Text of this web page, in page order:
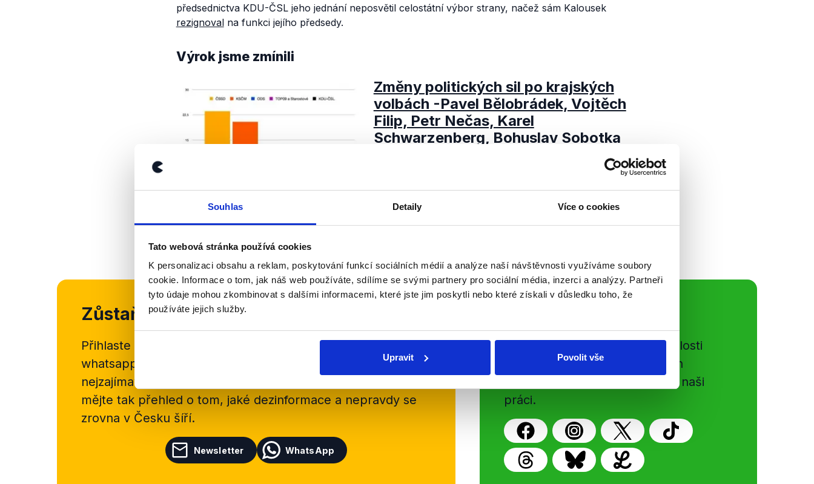
Souhlas Detaily Více o cookies
Tato webová stránka používá cookies
K personalizaci obsahu a reklam, poskytování funkcí sociálních médií a analýze naší návštěvnosti využíváme soubory
cookie. Informace o tom, jak náš web používáte, sdílíme se svými partnery pro sociální média, inzerci a analýzy. Partneři
tyto údaje mohou zkombinovat s dalšími informacemi, které jste jim poskytli nebo které získali v důsledku toho, že
používáte jejich služby.
Upravit Povolit vše
předsednictva KDU-ČSL jeho jednání neposvětil celostátní výbor strany, načež sám Kalousek
rezignovalna funkci jejího předsedy.
Výrok jsme zmínili
Změny politických sil po krajských
volbách -Pavel Bělobrádek, Vojtěch
Filip, Petr Nečas, Karel
Schwarzenberg, Bohuslav Sobotka
nejsilnějších stran podle výsledků krajských voleb.
Hlavní část byla věnována právě bilancování
výsledků a diskutovalo se o případných dopadech...
Zůstaňme v kontaktu
Přihlaste se k odběru našeho
newsletteru nebo
whatsappového kanálu, kde pravidelně přinášíme shrnutí
nejzajímavějších článků a analýz. Začněte nás odebírat, a
mějte tak přehled o tom, jaké dezinformace a nepravdy se
zrovna v Česku šíří.
Newsletter WhatsApp
Nenechte si ujít nejnovější události
z Demagog.cz. Sdílením našich
příspěvků přátelům podpoříte naši
práci.